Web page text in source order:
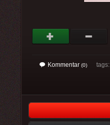
Kommentar (0)